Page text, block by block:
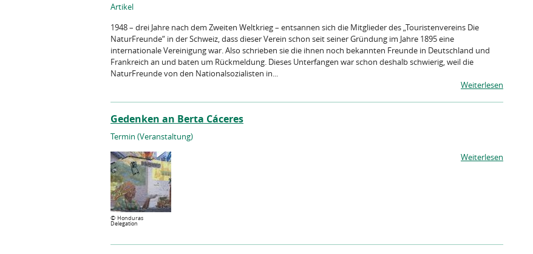
Artikel
1948 – drei Jahre nach dem Zweiten Weltkrieg – entsannen sich die Mitglieder des „Touristenvereins Die
NaturFreunde“ in der Schweiz, dass dieser Verein schon seit seiner Gründung im Jahre 1895 eine
internationale Vereinigung war. Also schrieben sie die ihnen noch bekannten Freunde in Deutschland und
Frankreich an und baten um Rückmeldung. Dieses Unterfangen war schon deshalb schwierig, weil die
NaturFreunde von den Nationalsozialisten in...
Weiterlesen
Gedenken an Berta Cáceres
Termin (Veranstaltung)
© Honduras
Delegation
Weiterlesen